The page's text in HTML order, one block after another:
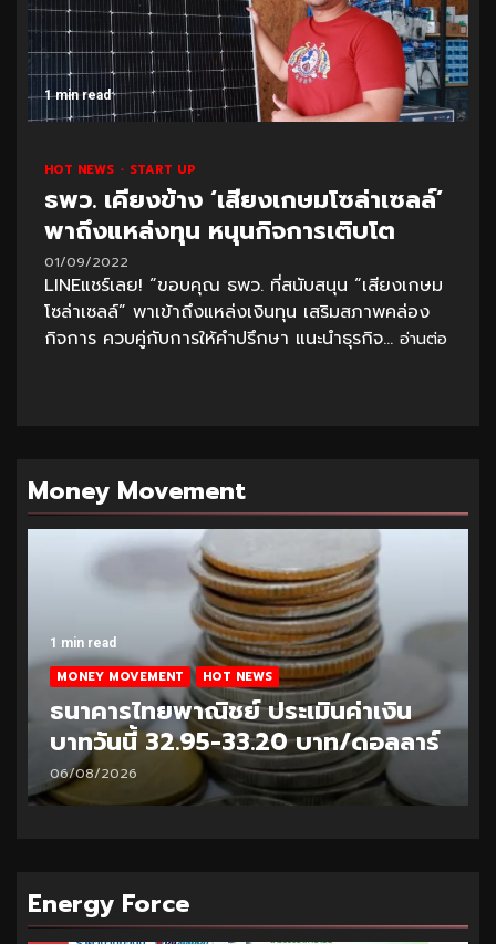
1 min read
HOT NEWS START UP
ธพว. เคียงข้าง ‘เสียงเกษมโซล่าเซลล์’
พาถึงแหล่งทุน หนุนกิจการเติบโต
01/09/2022
LINEแชร์เลย! “ขอบคุณ ธพว. ที่สนับสนุน “เสียงเกษม
โซล่าเซลล์” พาเข้าถึงแหล่งเงินทุน เสริมสภาพคล่อง
กิจการ ควบคู่กับการให้คำปรึกษา แนะนำธุรกิจ... อ่านต่อ
Money Movement
1 min read
MONEY MOVEMENT HOT NEWS
ธนาคารไทยพาณิชย์ ประเมินค่าเงิน
บาทวันนี้ 32.95-33.20 บาท/ดอลลาร์
06/08/2026
Energy Force